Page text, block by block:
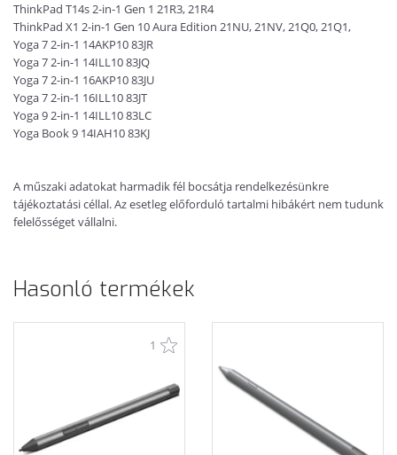
ThinkPad T14s 2-in-1 Gen 1 21R3, 21R4
ThinkPad X1 2-in-1 Gen 10 Aura Edition 21NU, 21NV, 21Q0, 21Q1,
Yoga 7 2-in-1 14AKP10 83JR
Yoga 7 2-in-1 14ILL10 83JQ
Yoga 7 2-in-1 16AKP10 83JU
Yoga 7 2-in-1 16ILL10 83JT
Yoga 9 2-in-1 14ILL10 83LC
Yoga Book 9 14IAH10 83KJ
A műszaki adatokat harmadik fél bocsátja rendelkezésünkre
tájékoztatási céllal. Az esetleg előforduló tartalmi hibákért nem tudunk
felelősséget vállalni.
Hasonló termékek
1